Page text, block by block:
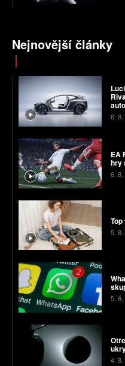
Nejnovější články
6. 8.
EA
hry
6. 8.
5. 8.
5. 8.
4. 8.